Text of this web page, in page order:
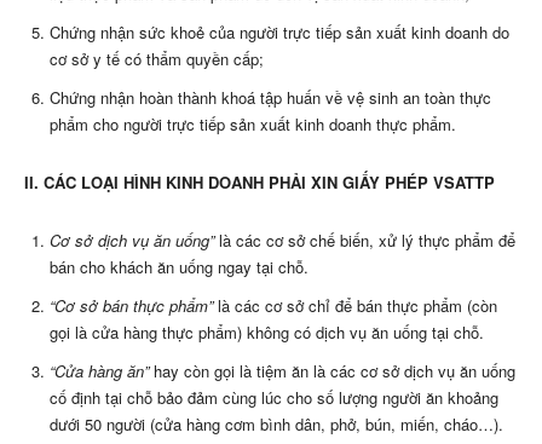
Chứng nhận sức khoẻ của người trực tiếp sản xuất kinh doanh do
cơ sở y tế có thẩm quyền cấp;
Chứng nhận hoàn thành khoá tập huấn về vệ sinh an toàn thực
phẩm cho người trực tiếp sản xuất kinh doanh thực phẩm.
II. CÁC LOẠI HÌNH KINH DOANH PHẢI XIN GIẤY PHÉP VSATTP
Cơ sở dịch vụ ăn uống”là các cơ sở chế biến, xử lý thực phẩm để
bán cho khách ăn uống ngay tại chỗ.
“Cơ sở bán thực phẩm”là các cơ sở chỉ để bán thực phẩm (còn
gọi là cửa hàng thực phẩm) không có dịch vụ ăn uống tại chỗ.
“Cửa hàng ăn”hay còn gọi là tiệm ăn là các cơ sở dịch vụ ăn uống
cố định tại chỗ bảo đảm cùng lúc cho số lượng người ăn khoảng
dưới 50 người (cửa hàng cơm bình dân, phở, bún, miến, cháo…).